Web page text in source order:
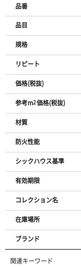
品番
品目
規格
リピート
価格(税抜)
参考m2価格(税抜)
材質
防火性能
シックハウス基準
有効期限
コレクション名
在庫場所
ブランド
関連キーワード